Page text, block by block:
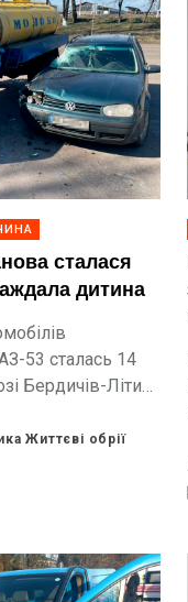
сталася
дитина
53 сталась 14
Бердичів-Літин,
пригоди
13-річна
Життєві обрії